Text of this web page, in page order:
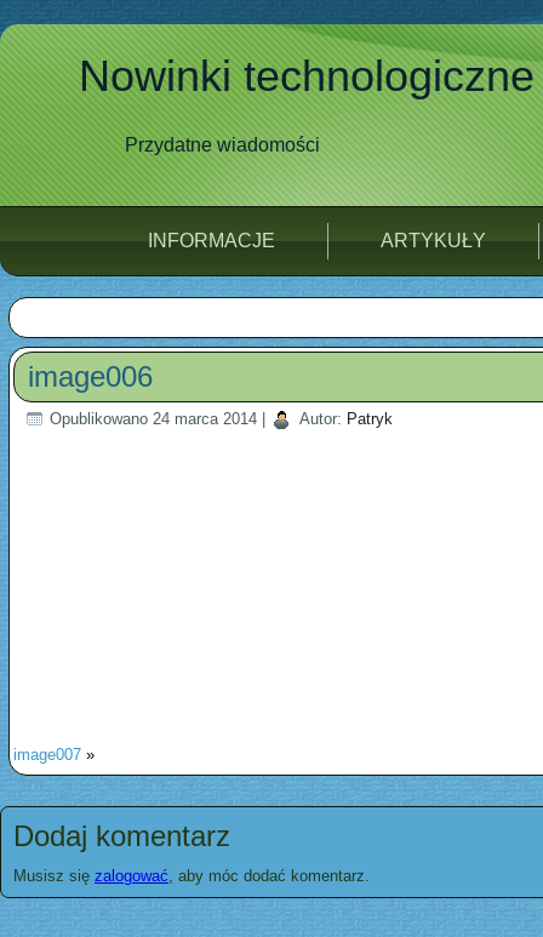
Nowinki technologiczne
Przydatne wiadomości
INFORMACJE ARTYKUŁY
image006
Opublikowano 24 marca 2014 Autor: Patryk
image007 »
Dodaj komentarz
Musisz się zalogować, aby móc dodać komentarz.